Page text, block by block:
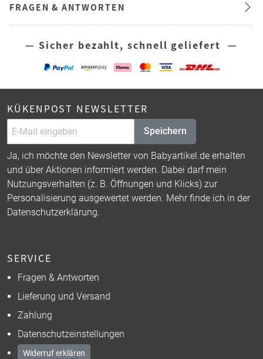
FRAGEN & ANTWORTEN
— Sicher bezahlt, schnell geliefert —
KÜKENPOST NEWSLETTER
Speichern
Ja, ich möchte den Newsletter von Babyartikel.de erhalten
und über Aktionen informiert werden. Dabei darf mein
Nutzungsverhalten (z. B. Öffnungen und Klicks) zur
Personalisierung ausgewertet werden. Mehr finde ich in der
Datenschutzerklärung.
SERVICE
Fragen & Antworten
Lieferung und Versand
Zahlung
Datenschutzeinstellungen
Widerruf erklären